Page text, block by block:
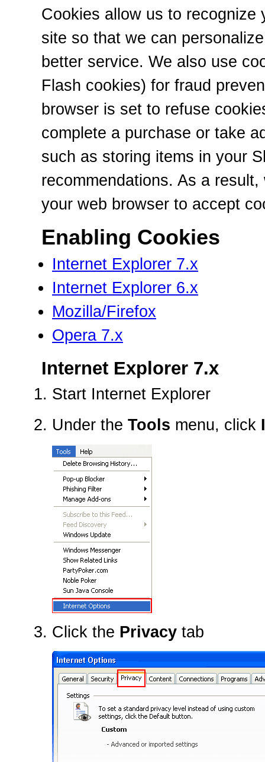
Cookies allow us to recognize
site so that we can
better service. We also use
Flash cookies) for fraud
browser is set to refuse
complete a purchase or take
such as storing items in your
recommendations. As a
your web browser to accept
Enabling Cookies
Internet Explorer 7.x
Internet Explorer 6.x
Mozilla/Firefox
Opera 7.x
Internet Explorer 7.x
Start Internet Explorer
Under the Tools menu, click
Click the Privacy tab